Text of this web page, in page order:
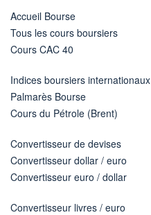
Accueil Bourse
Tous les cours boursiers
Cours CAC 40
Indices boursiers internationaux
Palmarès Bourse
Cours du Pétrole (Brent)
Convertisseur de devises
Convertisseur dollar / euro
Convertisseur euro / dollar
Convertisseur livres / euro